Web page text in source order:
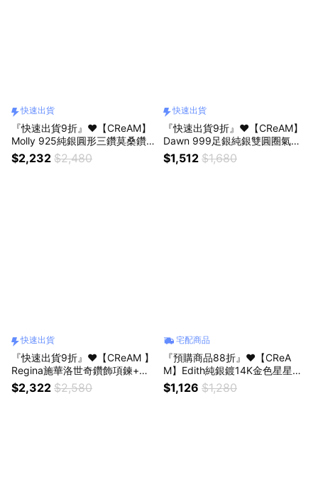
快速出貨
『快速出貨9折』❤️【CReAM】
Molly 925純銀圓形三鑽莫桑鑽
石鑽飾亮鑽銀色女項鍊 項鏈 項
鏈#禮盒 #浪漫送禮 #生日禮盒 #
$2,232 $2,480
快速出貨
『快速出貨9折』❤️【CReAM】
Dawn 999足銀純銀雙圓圈氣質
銀色女項鍊頸鍊項鏈 #禮盒 #浪
漫送禮 #生日禮盒 #情人禮物 #
$1,512 $1,680
快速出貨
『快速出貨9折』❤️【CReAM 】
Regina施華洛世奇鑽飾項鍊+康
乃馨永生花禮盒組 #禮盒 #浪漫
送禮 #生日禮物#母親節
$2,322 $2,580
宅配商品
『預購商品88折』❤️【CReA
M】Edith純銀鍍14K金色星星八
芒星亮鑽項鍊金銀色項鏈#禮盒
#浪漫送禮 #生日禮盒 #情人禮
$1,126 $1,280